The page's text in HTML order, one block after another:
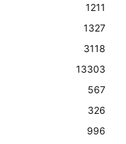
1211
1327
3118
13303
567
326
996